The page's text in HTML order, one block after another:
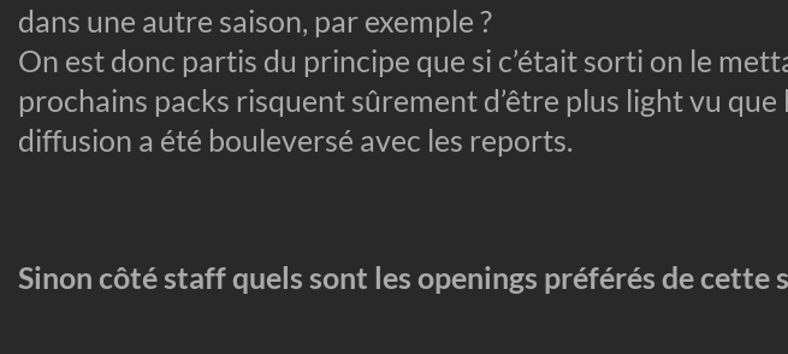
dans une autre saison, par exemple ?
On est donc partis du principe que si c’était sorti on le
prochains packs risquent sûrement d’être plus light vu que
diffusion a été bouleversé avec les reports.
Sinon côté staff quels sont les openings préférés de cette